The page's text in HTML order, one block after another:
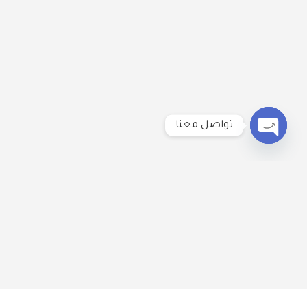
تواصل معنا